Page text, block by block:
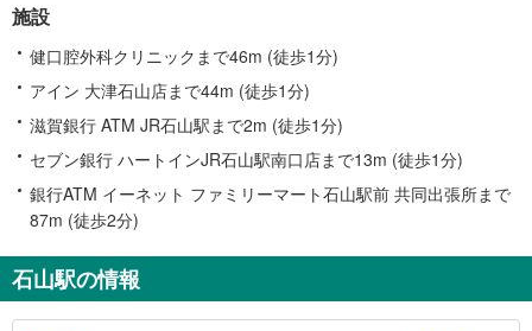
施設
健口腔外科クリニックまで46m (徒歩1分)
アイン 大津石山店まで44m (徒歩1分)
滋賀銀行 ATM JR石山駅まで2m (徒歩1分)
セブン銀行 ハートインJR石山駅南口店まで13m (徒歩1分)
銀行ATM イーネット ファミリーマート石山駅前 共同出張所まで
87m (徒歩2分)
石山駅の情報